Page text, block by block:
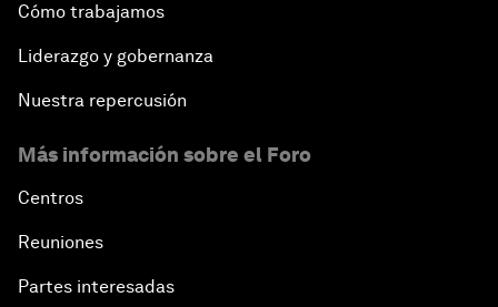
Cómo trabajamos
Liderazgo y gobernanza
Nuestra repercusión
Más información sobre el Foro
Centros
Reuniones
Partes interesadas